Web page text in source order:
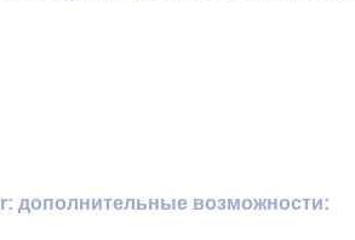
дополнительные возможности: